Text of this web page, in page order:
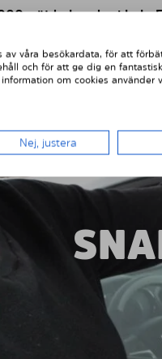
nöjda kunder i hela
vill förbättra både
av våra besökardata, för att
och för att ge dig en fantastisk
om cookies använder
Nej, justera